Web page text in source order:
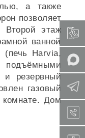
а также
позволяет
Второй этаж
ванной
(печь Harvia,
подъёмными
и резервный
газовый
комнате. Дом